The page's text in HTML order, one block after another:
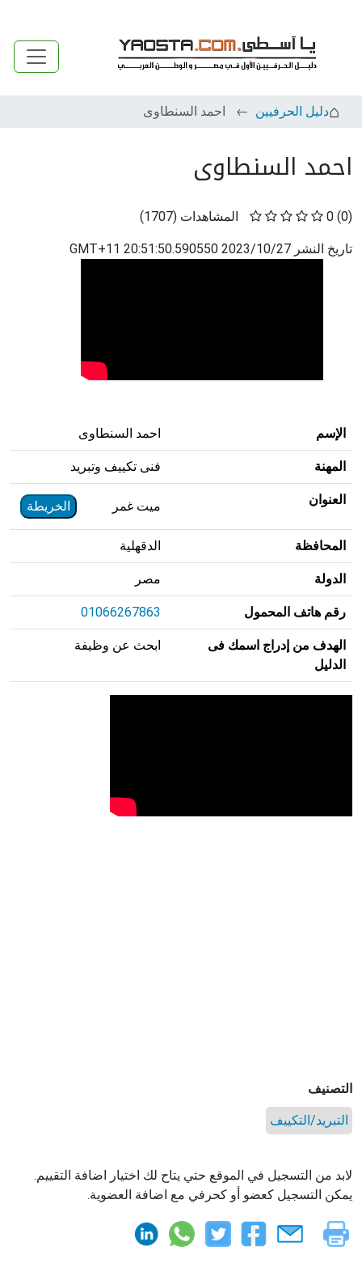
دليل الحرفيين احمد السنطاوى
احمد السنطاوى
(0)
0 المشاهدات (
1707
)
تاريخ النشر 2023/10/27 20:51:50.590550 GMT+11
الإسم احمد السنطاوى
المهنة فنى تكييف وتبريد
العنوان ميت غمر الخريطة
المحافظة الدقهلية
الدولة مصر
رقم هاتف المحمول 01066267863
الهدف من إدراج اسمك فى
الدليل
ابحث عن وظيفة
التصنيف
التبريد/التكييف
لابد من التسجيل في الموقع حتي يتاح لك اختيار اضافة التقييم.
يمكن التسجيل كعضو أو كحرفي مع اضافة العضوية.